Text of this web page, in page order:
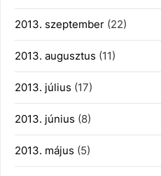
2013. szeptember (22)
2013. augusztus (11)
2013. július (17)
2013. június (8)
2013. május (5)